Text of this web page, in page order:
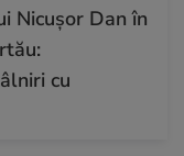
Nicușor Dan în
cu